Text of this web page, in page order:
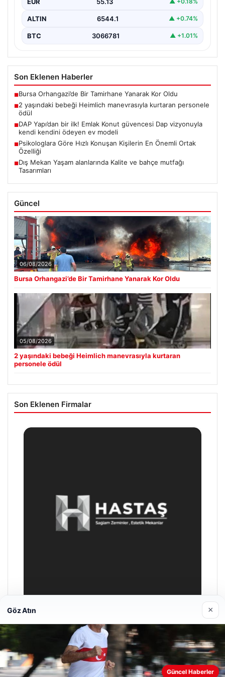
ALTIN 6544.1 ▲ +0.74%
BTC 3066781 ▲ +1.01%
Son Eklenen Haberler
■Bursa Orhangazi’de Bir Tamirhane Yanarak Kor Oldu
■2 yaşındaki bebeği Heimlich manevrasıyla kurtaran personele
ödül
■DAP Yapı’dan bir ilk! Emlak Konut güvencesi Dap vizyonuyla
kendi kendini ödeyen ev modeli
■Psikologlara Göre Hızlı Konuşan Kişilerin En Önemli Ortak
Özelliği
■Dış Mekan Yaşam alanlarında Kalite ve bahçe mutfağı
Tasarımları
Güncel
06/08/2026
Bursa Orhangazi’de Bir Tamirhane Yanarak Kor Oldu
05/08/2026
2 yaşındaki bebeği Heimlich manevrasıyla kurtaran
personele ödül
Son Eklenen Firmalar
Hastaş Beton
Göz Atın ×
Güncel Haberler